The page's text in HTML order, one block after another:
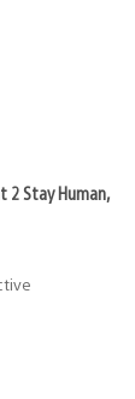
2 Stay Human,